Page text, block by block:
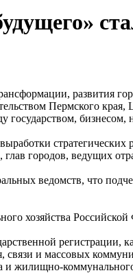
развития
Пермского
государством,
городов, ведущих
ведомств, что
хозяйства Российской
регистрации,
связи и массовых
и жилищно-